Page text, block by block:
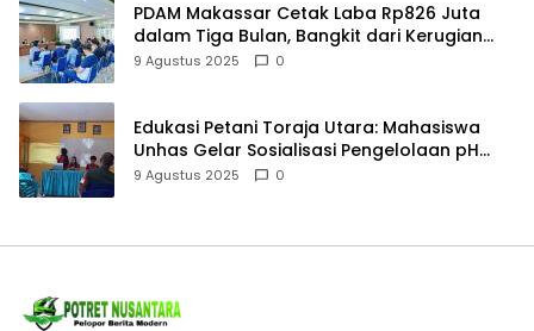
PDAM Makassar Cetak Laba Rp826 Juta
dalam Tiga Bulan, Bangkit dari Kerugian
Rp5,2 Miliar
9 Agustus 2025 0
Edukasi Petani Toraja Utara: Mahasiswa
Unhas Gelar Sosialisasi Pengelolaan pH
Tanah
9 Agustus 2025 0